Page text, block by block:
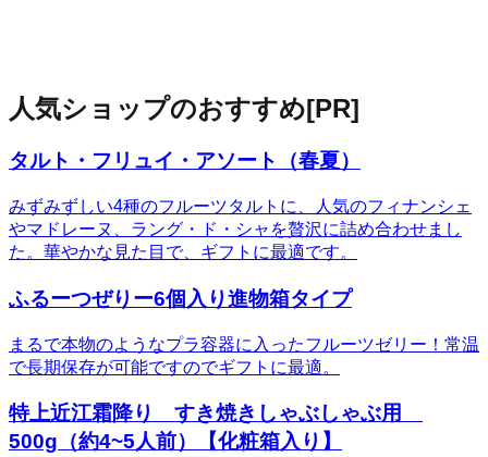
人気ショップのおすすめ[PR]
タルト・フリュイ・アソート（春夏）
みずみずしい4種のフルーツタルトに、人気のフィナンシェ
やマドレーヌ、ラング・ド・シャを贅沢に詰め合わせまし
た。華やかな見た目で、ギフトに最適です。
ふるーつぜりー6個入り進物箱タイプ
まるで本物のようなプラ容器に入ったフルーツゼリー！常温
で長期保存が可能ですのでギフトに最適。
特上近江霜降り すき焼きしゃぶしゃぶ用
500g（約4~5人前）【化粧箱入り】